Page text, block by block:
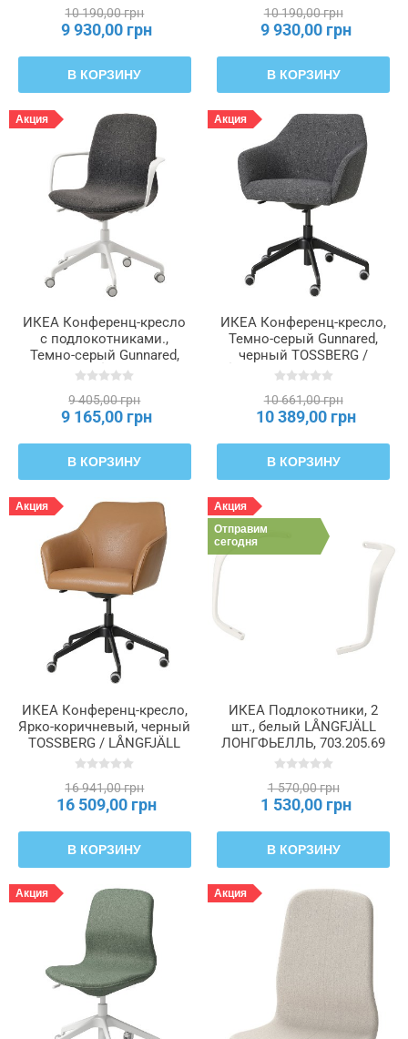
10 190,00 грн
9 930,00 грн
В КОРЗИНУ
10 190,00 грн
9 930,00 грн
В КОРЗИНУ
Акция
ИКЕА Конференц-кресло
с подлокотниками.,
Темно-серый Gunnared,
белый LÅNGFJÄLL
9 405,00 грн
9 165,00 грн
В КОРЗИНУ
Акция
ИКЕА Конференц-кресло,
Темно-серый Gunnared,
черный TOSSBERG /
LÅNGFJÄLL ЛОНГФЬЕЛЛЬ,
10 661,00 грн
10 389,00 грн
В КОРЗИНУ
Акция
ИКЕА Конференц-кресло,
Ярко-коричневый, черный
TOSSBERG / LÅNGFJÄLL
ЛОНГФЬЕЛЛЬ, 995.130.96
16 941,00 грн
16 509,00 грн
В КОРЗИНУ
Акция
Отправим
сегодня
ИКЕА Подлокотники, 2
шт., белый LÅNGFJÄLL
ЛОНГФЬЕЛЛЬ, 703.205.69
1 570,00 грн
1 530,00 грн
В КОРЗИНУ
Акция Акция